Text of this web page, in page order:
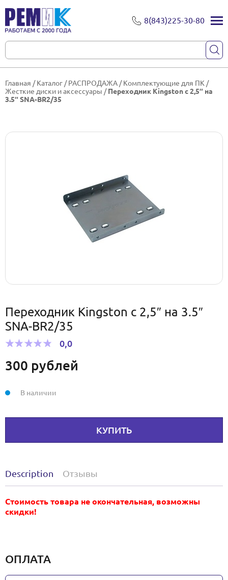
8(843)225-30-80
Главная /Каталог /РАСПРОДАЖА /Комплектующие для ПК /
Жесткие диски и аксессуары /Переходник Kingston с 2,5″ на
3.5″ SNA-BR2/35
Переходник Kingston с 2,5″ на 3.5″
SNA-BR2/35
0,0
300 рублей
КУПИТЬ
В наличии
Description Отзывы
Стоимость товара не окончательная, возможны
скидки!
ОПЛАТА